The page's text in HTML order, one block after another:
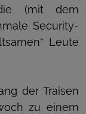
(mit dem
Security-
Leute
der Traisen
zu einem